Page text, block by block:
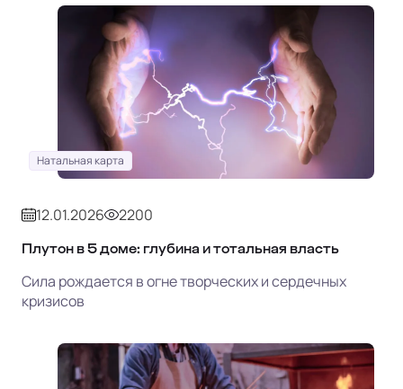
Натальная карта
12.01.2026 2200
Плутон в 5 доме: глубина и тотальная власть
Сила рождается в огне творческих и сердечных
кризисов